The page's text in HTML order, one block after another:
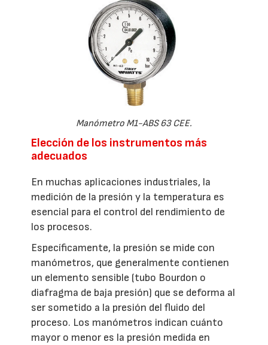
Manómetro M1-ABS 63 CEE.
Elección de los instrumentos más
adecuados
En muchas aplicaciones industriales, la
medición de la presión y la temperatura es
esencial para el control del rendimiento de
los procesos.
Específicamente, la presión se mide con
manómetros, que generalmente contienen
un elemento sensible (tubo Bourdon o
diafragma de baja presión) que se deforma al
ser sometido a la presión del fluido del
proceso. Los manómetros indican cuánto
mayor o menor es la presión medida en